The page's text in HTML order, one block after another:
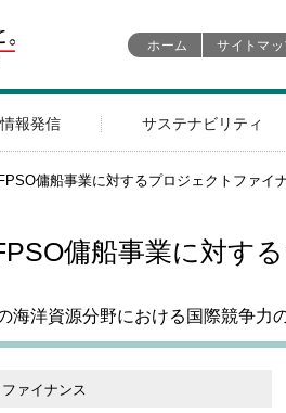
ホーム サイトマ
情報発信 サステナビリティ
傭船事業に対するプロジェクトファイ
傭船事業に対す
海洋資源分野における国際競争力
ァイナンス